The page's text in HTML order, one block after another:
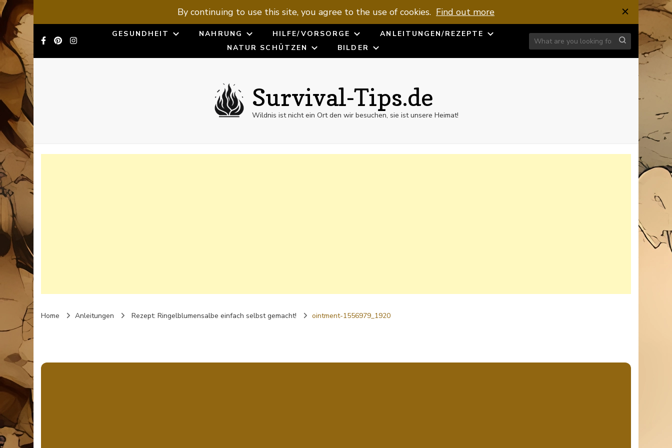
By continuing to use this site, you agree to the use of cookies. Find out more
GESUNDHEIT NAHRUNG HILFE/VORSORGE
ANLEITUNGEN/REZEPTE
NATUR SCHÜTZEN
BILDER
Looking for Something?
Survival-Tips.de
Wildnis ist nicht ein Ort den wir besuchen, sie ist unsere Heimat!
Home Anleitungen Rezept: Ringelblumensalbe einfach selbst gemacht! ointment-1556979_1920